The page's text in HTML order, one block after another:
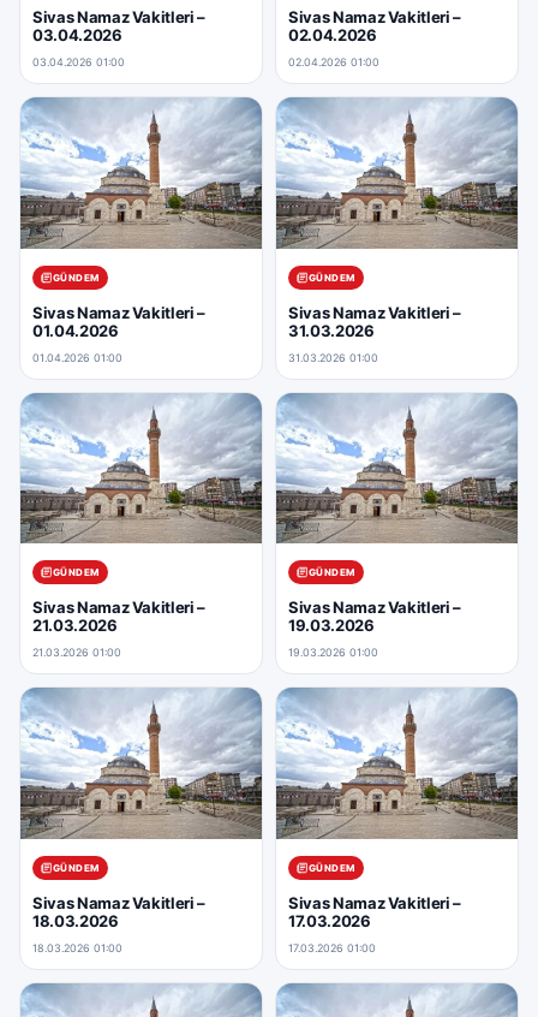
Sivas Namaz Vakitleri –
03.04.2026
03.04.2026 01:00
Sivas Namaz Vakitleri –
02.04.2026
02.04.2026 01:00
GÜNDEM
Sivas Namaz Vakitleri –
01.04.2026
01.04.2026 01:00
GÜNDEM
Sivas Namaz Vakitleri –
31.03.2026
31.03.2026 01:00
GÜNDEM
Sivas Namaz Vakitleri –
21.03.2026
21.03.2026 01:00
GÜNDEM
Sivas Namaz Vakitleri –
19.03.2026
19.03.2026 01:00
GÜNDEM
Sivas Namaz Vakitleri –
18.03.2026
18.03.2026 01:00
GÜNDEM
Sivas Namaz Vakitleri –
17.03.2026
17.03.2026 01:00